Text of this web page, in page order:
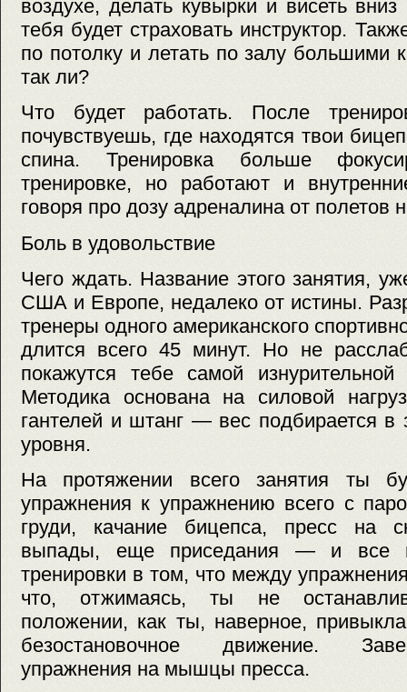
воздухе, делать кувырки и висеть
тебя будет страховать инструктор.
по потолку и летать по залу большими
так ли?
Что будет работать. После
почувствуешь, где находятся твои
спина. Тренировка больше
тренировке, но работают и
говоря про дозу адреналина от полетов
Боль в удовольствие
Чего ждать. Название этого занятия,
США и Европе, недалеко от истины.
тренеры одного американского
длится всего 45 минут. Но не
покажутся тебе самой
Методика основана на силовой
гантелей и штанг — вес подбирается в
уровня.
На протяжении всего занятия ты
упражнения к упражнению всего с
груди, качание бицепса, пресс на
выпады, еще приседания — и все
тренировки в том, что между
что, отжимаясь, ты не
положении, как ты, наверное,
безостановочное движение.
упражнения на мышцы пресса.